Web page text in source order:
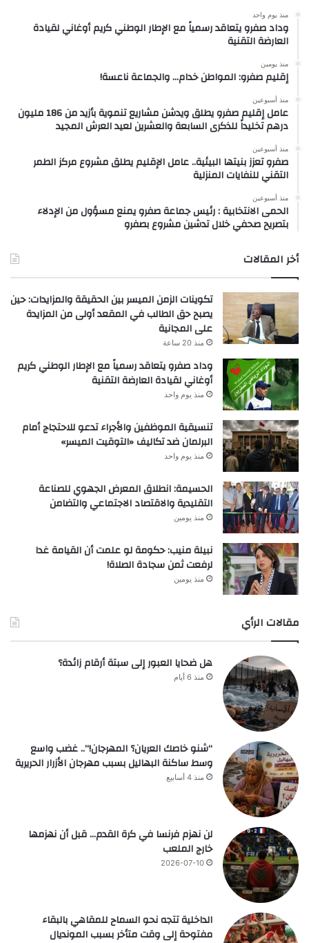
منذ يوم واحد
وداد صفرو يتعاقد رسمياً مع الإطار الوطني كريم أوغاني لقيادة
العارضة التقنية
منذ يومين
إقليم صفرو: المواطن خدام… والجماعة ناعسة!
منذ أسبوعين
عامل إقليم صفرو يطلق ويدشن مشاريع تنموية بأزيد من 186 مليون
درهم تخليداً للذكرى السابعة والعشرين لعيد العرش المجيد
منذ أسبوعين
صفرو تعزز بنيتها البيئية.. عامل الإقليم يطلق مشروع مركز الطمر
التقني للنفايات المنزلية
منذ أسبوعين
الحمى الانتخابية : رئيس جماعة صفرو يمنع مسؤول من الإدلاء
بتصريح صحفي خلال تدشين مشروع بصفرو
أخر المقالات
تكوينات الزمن الميسر بين الحقيقة والمزايدات: حين
يصبح حق الطالب في المقعد أولى من المزايدة
على المجانية
منذ 20 ساعة
وداد صفرو يتعاقد رسمياً مع الإطار الوطني كريم
أوغاني لقيادة العارضة التقنية
منذ يوم واحد
تنسيقية الموظفين والأجراء تدعو للاحتجاج أمام
البرلمان ضد تكاليف «التوقيت الميسر»
منذ يوم واحد
الحسيمة: انطلاق المعرض الجهوي للصناعة
التقليدية والاقتصاد الاجتماعي والتضامن
منذ يومين
نبيلة منيب: حكومة لو علمت أن القيامة غدا
لرفعت ثمن سجادة الصلاة!
منذ يومين
مقالات الرأي
هل ضحايا العبور إلى سبتة أرقام زائدة؟
منذ 6 أيام
“شنو خاصك العريان؟ المهرجان!”.. غضب واسع
وسط ساكنة البهاليل بسبب مهرجان الأزرار الحريرية
منذ 4 أسابيع
لن نهزم فرنسا في كرة القدم… قبل أن نهزمها
خارج الملعب
2026-07-10
الداخلية تتجه نحو السماح للمقاهي بالبقاء
مفتوحة إلى وقت متأخر بسبب المونديال